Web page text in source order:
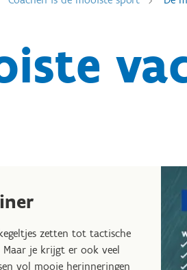
zetten tot tactische
je krijgt er ook veel
vol mooie herinneringen